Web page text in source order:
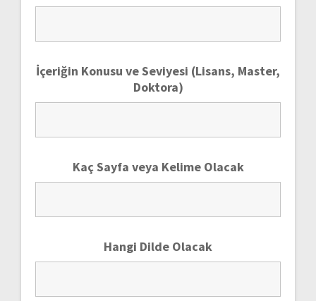
İçeriğin Konusu ve Seviyesi (Lisans, Master,
Doktora)
Kaç Sayfa veya Kelime Olacak
Hangi Dilde Olacak